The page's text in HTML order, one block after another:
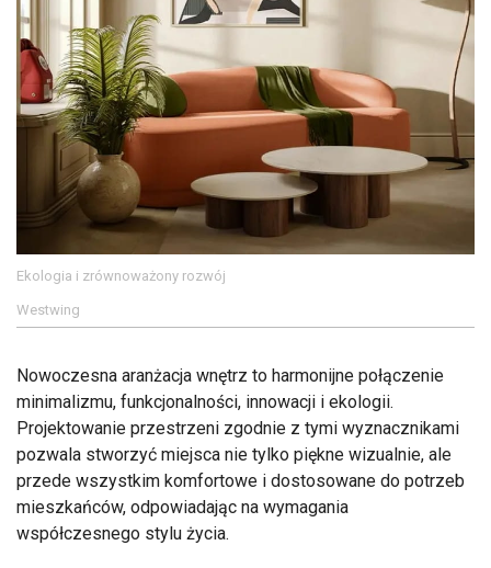
Ekologia i zrównoważony rozwój
Westwing
Nowoczesna aranżacja wnętrz to harmonijne połączenie
minimalizmu, funkcjonalności, innowacji i ekologii.
Projektowanie przestrzeni zgodnie z tymi wyznacznikami
pozwala stworzyć miejsca nie tylko piękne wizualnie, ale
przede wszystkim komfortowe i dostosowane do potrzeb
mieszkańców, odpowiadając na wymagania
współczesnego stylu życia.